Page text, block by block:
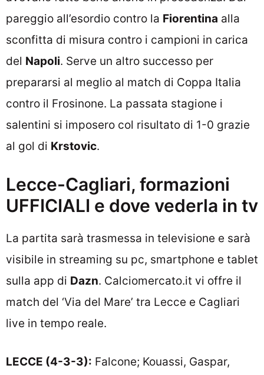
pareggio all’esordio contro la Fiorentina alla
sconfitta di misura contro i campioni in carica
del Napoli. Serve un altro successo per
prepararsi al meglio al match di Coppa Italia
contro il Frosinone. La passata stagione i
salentini si imposero col risultato di 1-0 grazie
al gol di Krstovic.
Lecce-Cagliari, formazioni
UFFICIALI e dove vederla in tv
La partita sarà trasmessa in televisione e sarà
visibile in streaming su pc, smartphone e tablet
sulla app di Dazn. Calciomercato.it vi offre il
match del ‘Via del Mare’ tra Lecce e Cagliari
live in tempo reale.
LECCE (4-3-3): Falcone; Kouassi, Gaspar,